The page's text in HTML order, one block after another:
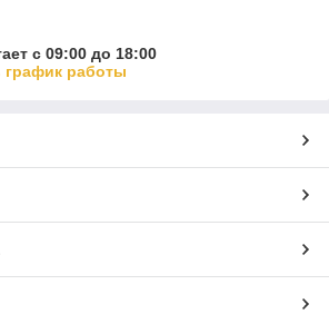
с 09:00 до 18:00
график работы